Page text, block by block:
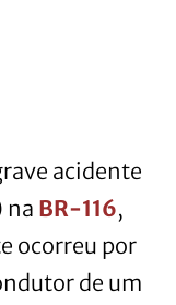
acidente
na BR-116,
ocorreu por
de um